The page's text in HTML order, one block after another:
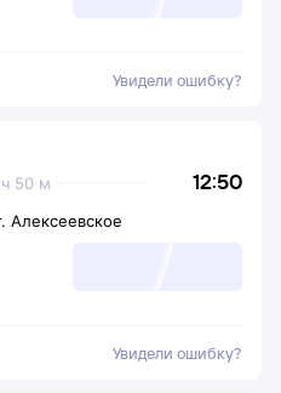
Увидели ошибку?
12:50
ч 50 м
Алексеевское
Увидели ошибку?